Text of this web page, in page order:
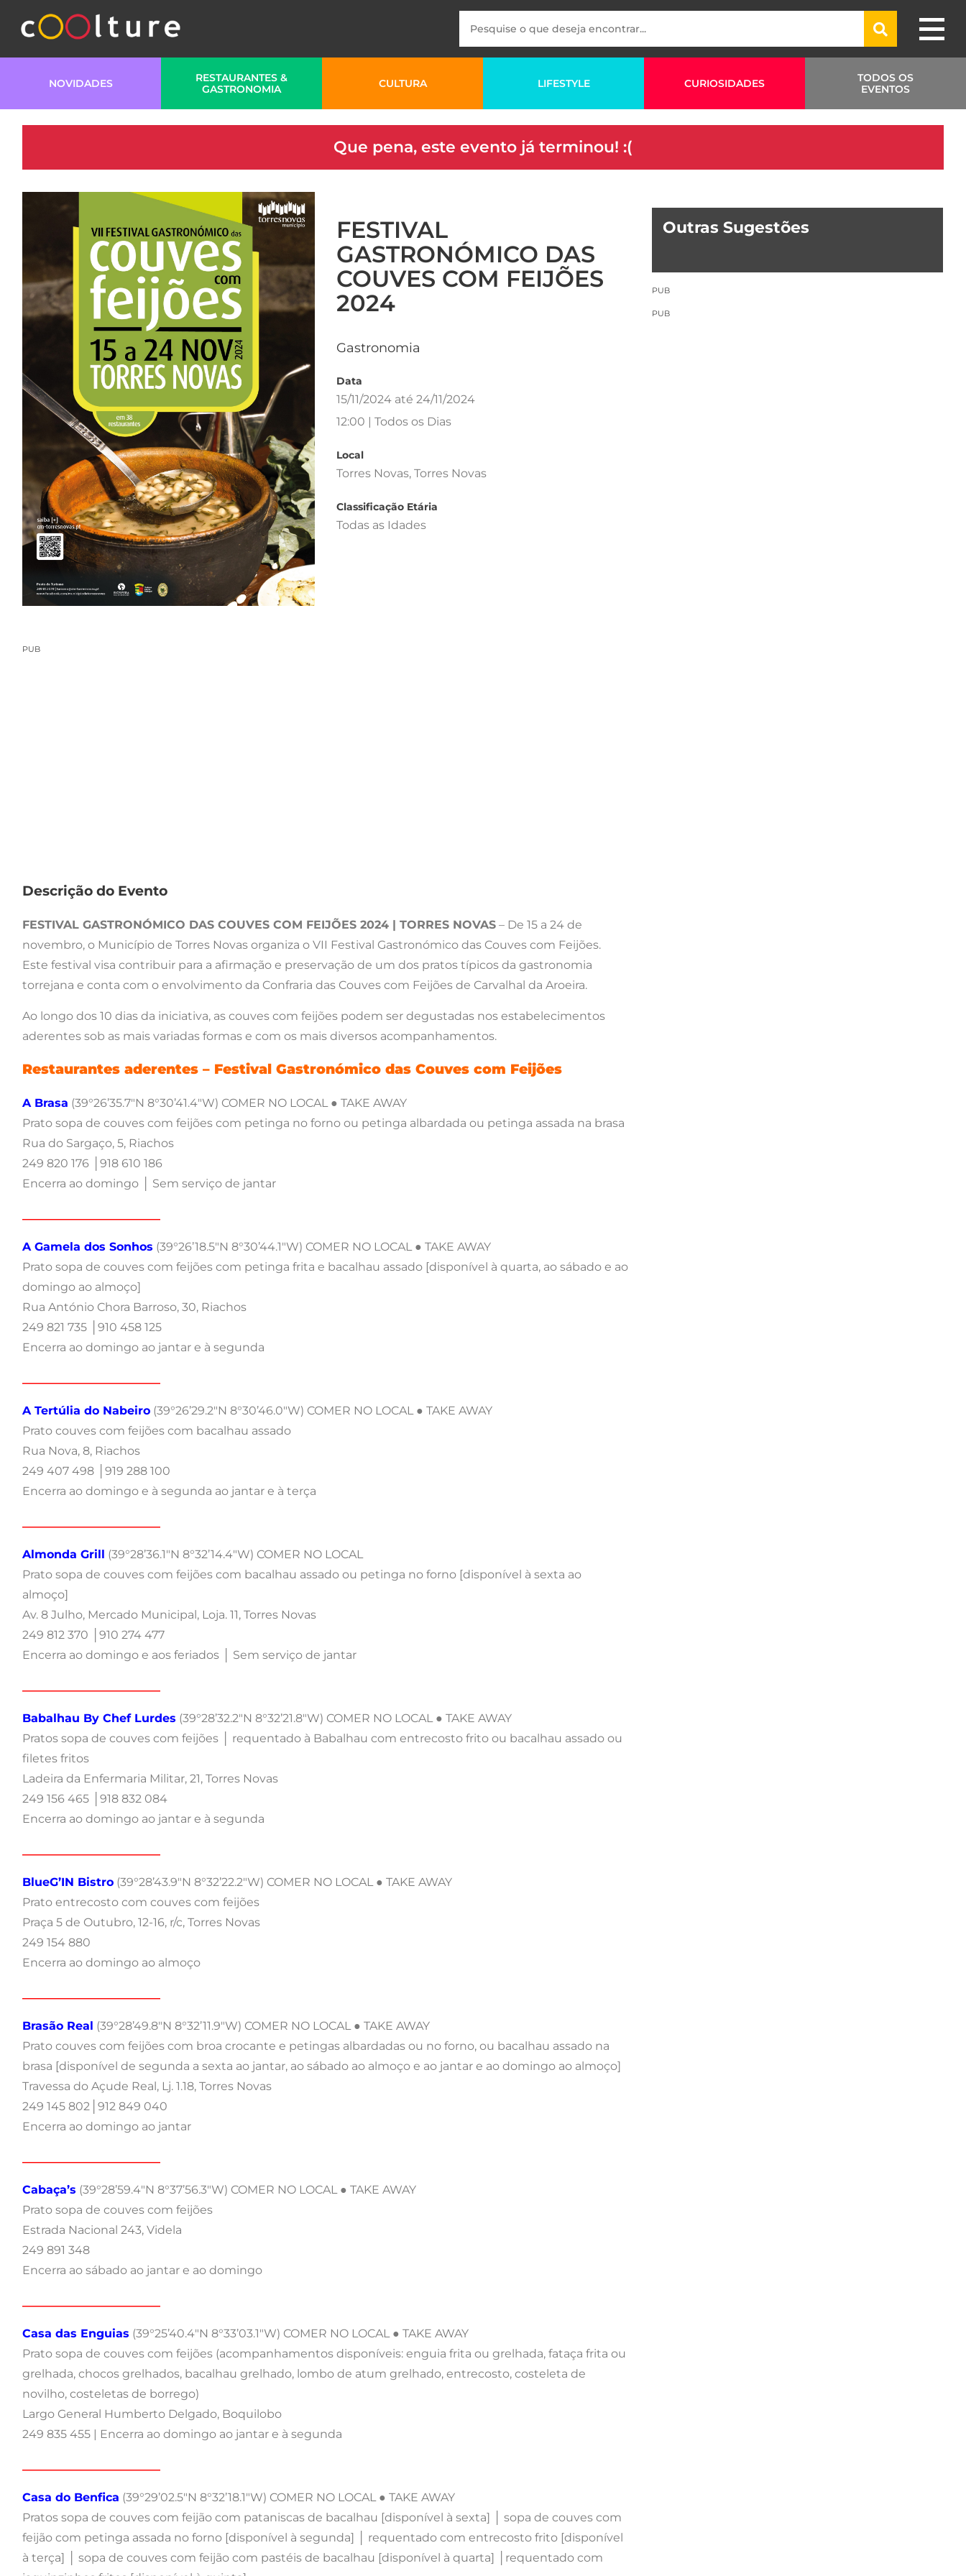
NOVIDADES
RESTAURANTES &
GASTRONOMIA
CULTURA LIFESTYLE CURIOSIDADES
TODOS OS
EVENTOS
Que pena, este evento já terminou! :(
FESTIVAL
GASTRONÓMICO DAS
COUVES COM FEIJÕES
2024
Gastronomia
Data
15/11/2024 até 24/11/2024
12:00 | Todos os Dias
Local
Torres Novas, Torres Novas
Classificação Etária
Todas as Idades
PUB
Descrição do Evento
FESTIVAL GASTRONÓMICO DAS COUVES COM FEIJÕES 2024 | TORRES NOVAS – De 15 a 24 de
novembro, o Município de Torres Novas organiza o VII Festival Gastronómico das Couves com Feijões.
Este festival visa contribuir para a afirmação e preservação de um dos pratos típicos da gastronomia
torrejana e conta com o envolvimento da Confraria das Couves com Feijões de Carvalhal da Aroeira.
Ao longo dos 10 dias da iniciativa, as couves com feijões podem ser degustadas nos estabelecimentos
aderentes sob as mais variadas formas e com os mais diversos acompanhamentos.
Restaurantes aderentes – Festival Gastronómico das Couves com Feijões
A Brasa (39°26’35.7″N 8°30’41.4″W) COMER NO LOCAL ● TAKE AWAY
Prato sopa de couves com feijões com petinga no forno ou petinga albardada ou petinga assada na brasa
Rua do Sargaço, 5, Riachos
249 820 176 │918 610 186
Encerra ao domingo │ Sem serviço de jantar
A Gamela dos Sonhos (39°26’18.5″N 8°30’44.1″W) COMER NO LOCAL ● TAKE AWAY
Prato sopa de couves com feijões com petinga frita e bacalhau assado [disponível à quarta, ao sábado e ao
domingo ao almoço]
Rua António Chora Barroso, 30, Riachos
249 821 735 │910 458 125
Encerra ao domingo ao jantar e à segunda
A Tertúlia do Nabeiro (39°26’29.2″N 8°30’46.0″W) COMER NO LOCAL ● TAKE AWAY
Prato couves com feijões com bacalhau assado
Rua Nova, 8, Riachos
249 407 498 │919 288 100
Encerra ao domingo e à segunda ao jantar e à terça
Almonda Grill (39°28’36.1″N 8°32’14.4″W) COMER NO LOCAL
Prato sopa de couves com feijões com bacalhau assado ou petinga no forno [disponível à sexta ao
almoço]
Av. 8 Julho, Mercado Municipal, Loja. 11, Torres Novas
249 812 370 │910 274 477
Encerra ao domingo e aos feriados │ Sem serviço de jantar
Babalhau By Chef Lurdes (39°28’32.2″N 8°32’21.8″W) COMER NO LOCAL ● TAKE AWAY
Pratos sopa de couves com feijões │ requentado à Babalhau com entrecosto frito ou bacalhau assado ou
filetes fritos
Ladeira da Enfermaria Militar, 21, Torres Novas
249 156 465 │918 832 084
Encerra ao domingo ao jantar e à segunda
BlueG’IN Bistro (39°28’43.9″N 8°32’22.2″W) COMER NO LOCAL ● TAKE AWAY
Prato entrecosto com couves com feijões
Praça 5 de Outubro, 12-16, r/c, Torres Novas
249 154 880
Encerra ao domingo ao almoço
Brasão Real (39°28’49.8″N 8°32’11.9″W) COMER NO LOCAL ● TAKE AWAY
Prato couves com feijões com broa crocante e petingas albardadas ou no forno, ou bacalhau assado na
brasa [disponível de segunda a sexta ao jantar, ao sábado ao almoço e ao jantar e ao domingo ao almoço]
Travessa do Açude Real, Lj. 1.18, Torres Novas
249 145 802│912 849 040
Encerra ao domingo ao jantar
Cabaça’s (39°28’59.4″N 8°37’56.3″W) COMER NO LOCAL ● TAKE AWAY
Prato sopa de couves com feijões
Estrada Nacional 243, Videla
249 891 348
Encerra ao sábado ao jantar e ao domingo
Casa das Enguias (39°25’40.4″N 8°33’03.1″W) COMER NO LOCAL ● TAKE AWAY
Prato sopa de couves com feijões (acompanhamentos disponíveis: enguia frita ou grelhada, fataça frita ou
grelhada, chocos grelhados, bacalhau grelhado, lombo de atum grelhado, entrecosto, costeleta de
novilho, costeletas de borrego)
Largo General Humberto Delgado, Boquilobo
249 835 455 | Encerra ao domingo ao jantar e à segunda
Casa do Benfica (39°29’02.5″N 8°32’18.1″W) COMER NO LOCAL ● TAKE AWAY
Pratos sopa de couves com feijão com pataniscas de bacalhau [disponível à sexta] │ sopa de couves com
feijão com petinga assada no forno [disponível à segunda] │ requentado com entrecosto frito [disponível
à terça] │ sopa de couves com feijão com pastéis de bacalhau [disponível à quarta] │requentado com
Outras Sugestões
PUB
PUB